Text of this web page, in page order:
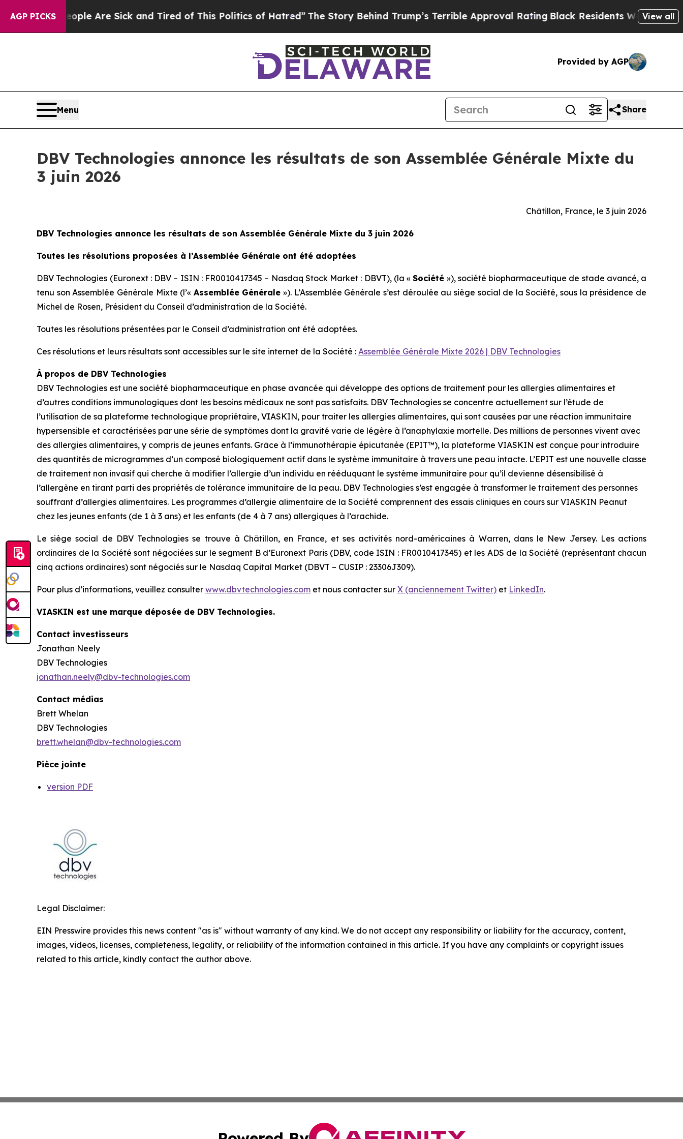
AGP PICKS
“People Are Sick and Tired of This Politics of Hatred”The Story Behind Trump’s Terrible Approval Rating Black Residents Warned ofView all
Provided by AGP
Menu Share
DBV Technologies annonce les résultats de son Assemblée Générale Mixte du
3 juin 2026
Châtillon, France, le 3 juin 2026
DBV Technologies annonce les résultats de son Assemblée Générale Mixte du 3 juin 2026
Toutes les résolutions proposées à l’Assemblée Générale ont été adoptées
DBV Technologies (Euronext : DBV – ISIN : FR0010417345 – Nasdaq Stock Market : DBVT), (la «Société »), société biopharmaceutique de stade avancé, a
tenu son Assemblée Générale Mixte (l’« Assemblée Générale »). L’Assemblée Générale s’est déroulée au siège social de la Société, sous la présidence de
Michel de Rosen, Président du Conseil d’administration de la Société.
Toutes les résolutions présentées par le Conseil d’administration ont été adoptées.
Ces résolutions et leurs résultats sont accessibles sur le site internet de la Société : Assemblée Générale Mixte 2026 | DBV Technologies
À propos de DBV Technologies
DBV Technologies est une société biopharmaceutique en phase avancée qui développe des options de traitement pour les allergies alimentaires et
d’autres conditions immunologiques dont les besoins médicaux ne sont pas satisfaits. DBV Technologies se concentre actuellement sur l’étude de
l’utilisation de sa plateforme technologique propriétaire, VIASKIN, pour traiter les allergies alimentaires, qui sont causées par une réaction immunitaire
hypersensible et caractérisées par une série de symptômes dont la gravité varie de légère à l’anaphylaxie mortelle. Des millions de personnes vivent avec
des allergies alimentaires, y compris de jeunes enfants. Grâce à l’immunothérapie épicutanée (EPIT™), la plateforme VIASKIN est conçue pour introduire
des quantités de microgrammes d’un composé biologiquement actif dans le système immunitaire à travers une peau intacte. L’EPIT est une nouvelle classe
de traitement non invasif qui cherche à modifier l’allergie d’un individu en rééduquant le système immunitaire pour qu’il devienne désensibilisé à
l’allergène en tirant parti des propriétés de tolérance immunitaire de la peau. DBV Technologies s’est engagée à transformer le traitement des personnes
souffrant d’allergies alimentaires. Les programmes d’allergie alimentaire de la Société comprennent des essais cliniques en cours sur VIASKIN Peanut
chez les jeunes enfants (de 1 à 3 ans) et les enfants (de 4 à 7 ans) allergiques à l’arachide.
Le siège social de DBV Technologies se trouve à Châtillon, en France, et ses activités nord-américaines à Warren, dans le New Jersey. Les actions
ordinaires de la Société sont négociées sur le segment B d’Euronext Paris (DBV, code ISIN : FR0010417345) et les ADS de la Société (représentant chacun
cinq actions ordinaires) sont négociés sur le Nasdaq Capital Market (DBVT – CUSIP : 23306J309).
Pour plus d’informations, veuillez consulter www.dbvtechnologies.com et nous contacter sur X (anciennement Twitter) et LinkedIn.
VIASKIN est une marque déposée de DBV Technologies.
Contact investisseurs
Jonathan Neely
DBV Technologies
jonathan.neely@dbv-technologies.com
Contact médias
Brett Whelan
DBV Technologies
brett.whelan@dbv-technologies.com
Pièce jointe
version PDF
Legal Disclaimer:
EIN Presswire provides this news content "as is" without warranty of any kind. We do not accept any responsibility or liability for the accuracy, content,
images, videos, licenses, completeness, legality, or reliability of the information contained in this article. If you have any complaints or copyright issues
related to this article, kindly contact the author above.